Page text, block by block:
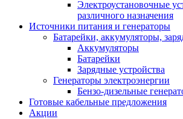
Электроустановочные
различного назначения
Источники питания и генераторы
Батарейки, аккумуляторы,
Аккумуляторы
Батарейки
Зарядные устройства
Генераторы электроэнергии
Бензо-дизельные
Готовые кабельные предложения
Акции